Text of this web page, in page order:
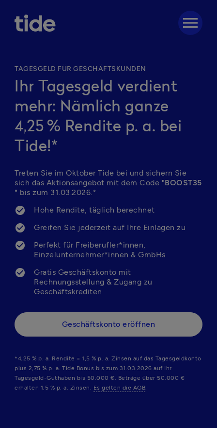
menu
TAGESGELD FÜR GESCHÄFTSKUNDEN
Ihr Tagesgeld verdient
mehr: Nämlich ganze
4,25 % Rendite p. a. bei
Tide!*
Treten Sie im Oktober Tide bei und sichern Sie
sich das Aktionsangebot mit dem Code "BOOST35
" bis zum 31.03.2026.*
Hohe Rendite, täglich berechnet
Greifen Sie jederzeit auf Ihre Einlagen zu
Perfekt für Freiberufler*innen,
Einzelunternehmer*innen & GmbHs
Gratis Geschäftskonto mit
Rechnungsstellung & Zugang zu
Geschäftskonto eröffnen
*4,25 % p. a. Rendite = 1,5 % p. a. Zinsen auf das Tagesgeldkonto
plus 2,75 % p. a. Tide Bonus bis zum 31.03.2026 auf Ihr
Tagesgeld-Guthaben bis 50.000 €. Beträge über 50.000 €
erhalten 1,5 % p. a. Zinsen. Es gelten die AGB.